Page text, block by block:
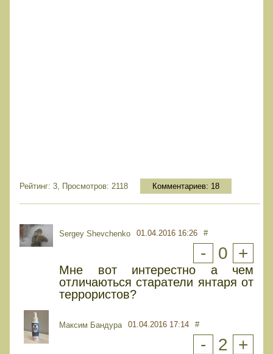
Рейтинг: 3, Просмотров: 2118 Комментариев: 18
Sergey Shevchenko 01.04.2016 16:26 #
- 0 +
Мне вот интерестно а чем
отличаються старатели янтаря от
террористов?
Максим Бандура 01.04.2016 17:14 #
- 2 +